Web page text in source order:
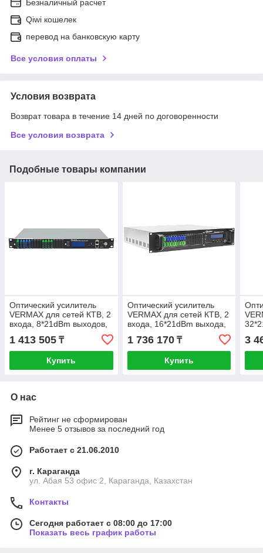
Безналичный расчет
Qiwi кошелек
перевод на банковскую карту
Все условия оплаты
Условия возврата
Возврат товара в течение 14 дней по договоренности
Все условия возврата
Подобные товары компании
Оптический усилитель
VERMAX для сетей КТВ, 2
входа, 8*21dBm выходов,
WDM фильтр PON
1 413 505 ₸
Купить
Оптический усилитель
VERMAX для сетей КТВ, 2
входа, 16*21dBm выхода,
WDM фильтр PON
1 736 170₸
Купить
3
О нас
Рейтинг не сформирован
Менее 5 отзывов за последний год
Работает с 21.06.2010
г. Караганда
ул. Абая 53 офис 2, Караганда, Казахстан
Контакты
Сегодня работает с 08:00 до 17:00
Показать весь график работы